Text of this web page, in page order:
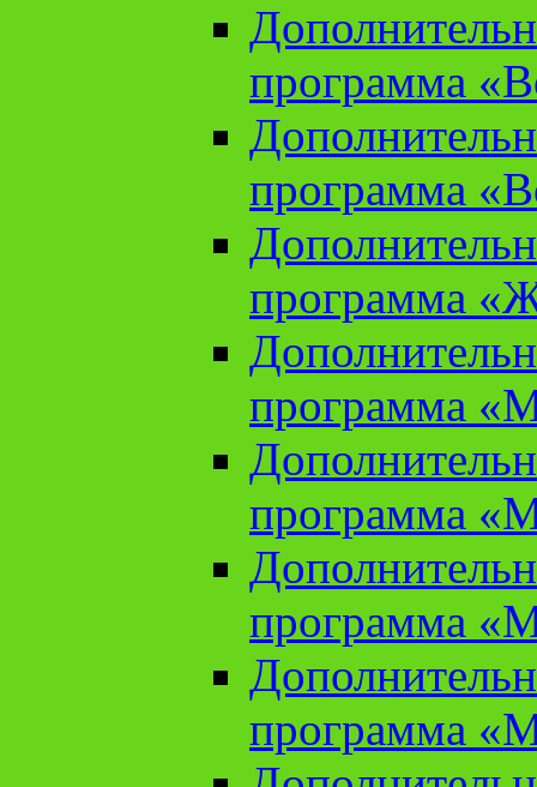
программа
программа
программа
программа
программа
программа
программа